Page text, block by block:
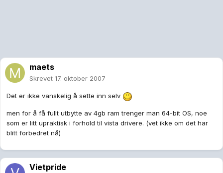
maets
Skrevet 17. oktober 2007
Det er ikke vanskelig å sette inn selv
men for å få fullt utbytte av 4gb ram trenger man 64-bit OS, noe
som er litt upraktisk i forhold til vista drivere. (vet ikke om det har
blitt forbedret nå)
Vietpride